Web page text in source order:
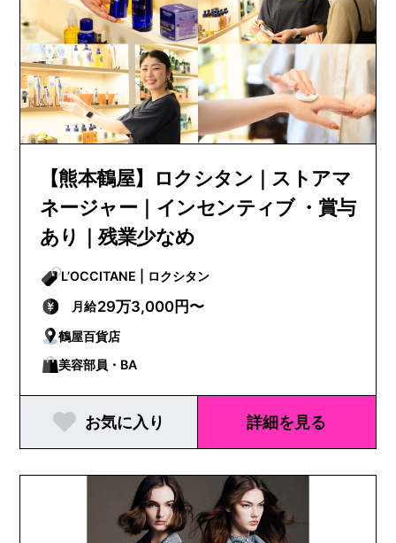
【熊本鶴屋】ロクシタン｜ストアマ
ネージャー｜インセンティブ ・賞与
あり｜残業少なめ
L’OCCITANE | ロクシタン
月給29万3,000円〜
鶴屋百貨店
美容部員・BA
お気に入り 詳細を見る